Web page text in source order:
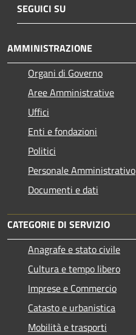
SEGUICI SU
AMMINISTRAZIONE
Organi di Governo
Aree Amministrative
Uffici
Enti e fondazioni
Politici
Personale Amministrativo
Documenti e dati
CATEGORIE DI SERVIZIO
Anagrafe e stato civile
Cultura e tempo libero
Imprese e Commercio
Catasto e urbanistica
Mobilità e trasporti